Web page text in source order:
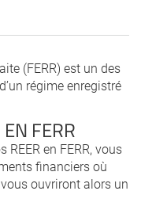
(FERR) est un des
régime enregistré
FERR
en FERR, vous
financiers où
ouvriront alors un